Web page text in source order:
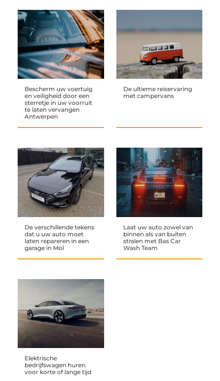
Bescherm uw voertuig
en veiligheid door een
sterretje in uw voorruit
te laten vervangen
Antwerpen
De ultieme reiservaring
met campervans
De verschillende tekens
dat u uw auto moet
laten repareren in een
garage in Mol
Laat uw auto zowel van
binnen als van buiten
stralen met Bas Car
Wash Team
Elektrische
bedrijfswagen huren
voor korte of lange tijd